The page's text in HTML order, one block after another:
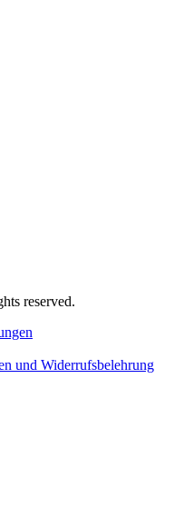
reserved.
und Widerrufsbelehrung